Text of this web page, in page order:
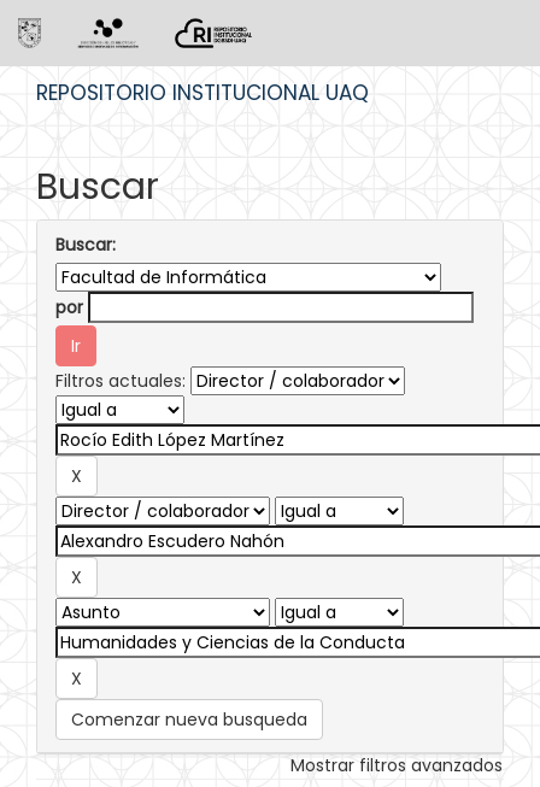
REPOSITORIO INSTITUCIONAL UAQ
Buscar
Buscar:
por
Filtros actuales:
Comenzar nueva busqueda
Mostrar filtros avanzados